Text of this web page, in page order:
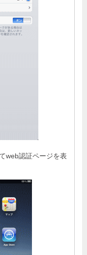
web認証ページを表